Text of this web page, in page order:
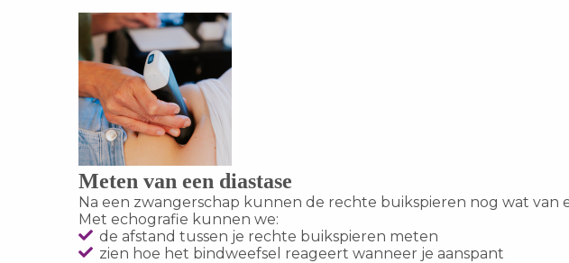
Meten van een diastase
Na een zwangerschap kunnen de rechte buikspieren nog wat van
Met echografie kunnen we:
de afstand tussen je rechte buikspieren meten
zien hoe het bindweefsel reageert wanneer je aanspant